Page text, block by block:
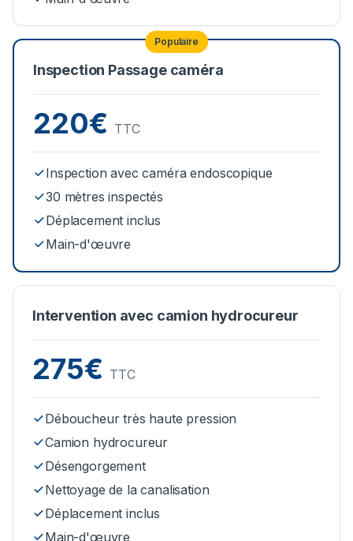
Populaire
Inspection Passage caméra
220€ TTC
Inspection avec caméra endoscopique
30 mètres inspectés
Déplacement inclus
Main-d'œuvre
Intervention avec camion hydrocureur
275€ TTC
Déboucheur très haute pression
Camion hydrocureur
Désengorgement
Nettoyage de la canalisation
Déplacement inclus
Main-d'œuvre